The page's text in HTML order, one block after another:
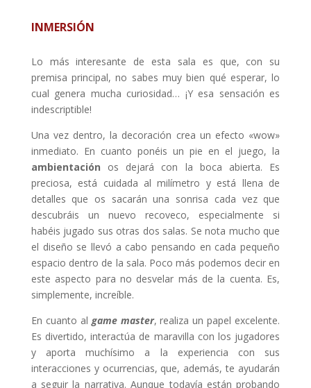
INMERSIÓN
Lo más interesante de esta sala es que, con su
premisa principal, no sabes muy bien qué esperar, lo
cual genera mucha curiosidad… ¡Y esa sensación es
indescriptible!
Una vez dentro, la decoración crea un efecto «wow»
inmediato. En cuanto ponéis un pie en el juego, la
ambientación os dejará con la boca abierta. Es
preciosa, está cuidada al milímetro y está llena de
detalles que os sacarán una sonrisa cada vez que
descubráis un nuevo recoveco, especialmente si
habéis jugado sus otras dos salas. Se nota mucho que
el diseño se llevó a cabo pensando en cada pequeño
espacio dentro de la sala. Poco más podemos decir en
este aspecto para no desvelar más de la cuenta. Es,
simplemente, increíble.
En cuanto al game master, realiza un papel excelente.
Es divertido, interactúa de maravilla con los jugadores
y aporta muchísimo a la experiencia con sus
interacciones y ocurrencias, que, además, te ayudarán
a seguir la narrativa. Aunque todavía están probando